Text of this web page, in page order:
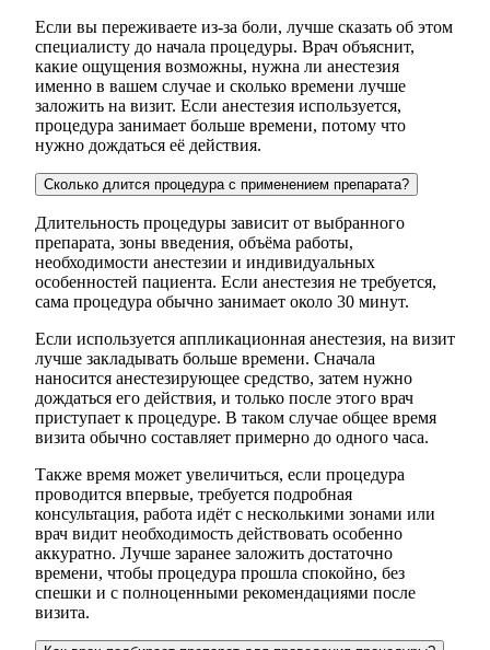
Если вы переживаете из-за боли, лучше сказать об этом
специалисту до начала процедуры. Врач объяснит,
какие ощущения возможны, нужна ли анестезия
именно в вашем случае и сколько времени лучше
заложить на визит. Если анестезия используется,
процедура занимает больше времени, потому что
нужно дождаться её действия.
Сколько длится процедура с применением препарата?
Длительность процедуры зависит от выбранного
препарата, зоны введения, объёма работы,
необходимости анестезии и индивидуальных
особенностей пациента. Если анестезия не требуется,
сама процедура обычно занимает около 30 минут.
Если используется аппликационная анестезия, на визит
лучше закладывать больше времени. Сначала
наносится анестезирующее средство, затем нужно
дождаться его действия, и только после этого врач
приступает к процедуре. В таком случае общее время
визита обычно составляет примерно до одного часа.
Также время может увеличиться, если процедура
проводится впервые, требуется подробная
консультация, работа идёт с несколькими зонами или
врач видит необходимость действовать особенно
аккуратно. Лучше заранее заложить достаточно
времени, чтобы процедура прошла спокойно, без
спешки и с полноценными рекомендациями после
визита.